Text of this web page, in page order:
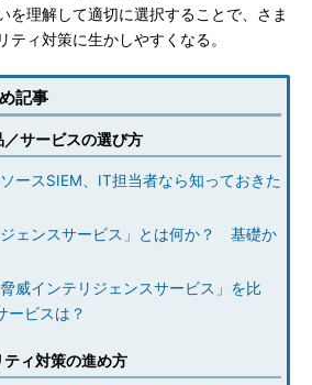
を理解して適切に選択することで、さま
ティ対策に生かしやすくなる。
記事
サービスの選び方
ースSIEM、IT担当者なら知っておきた
ジェンスサービス」とは何か？ 基礎か
威インテリジェンスサービス」を比
ービスは？
ィ対策の進め方